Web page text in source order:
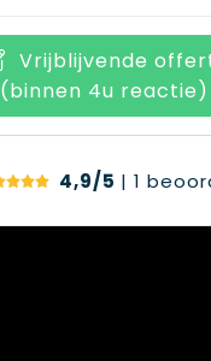
Vrijblijvende
(binnen 4u reactie)
4,9/5 | 1